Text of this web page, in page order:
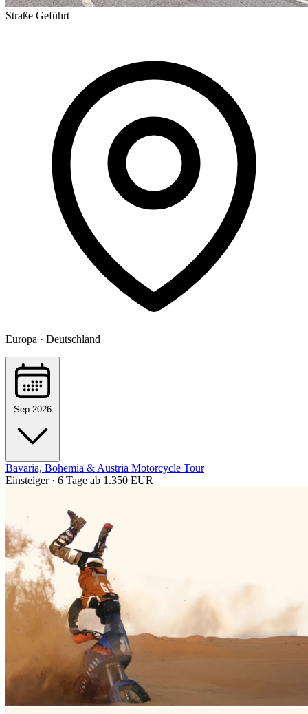
Straße Geführt
Europa · Deutschland
Sep 2026
Bavaria, Bohemia & Austria Motorcycle Tour
Einsteiger · 6 Tage ab 1.350 EUR